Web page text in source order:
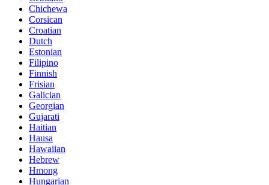
Chichewa
Corsican
Croatian
Dutch
Estonian
Filipino
Finnish
Frisian
Galician
Georgian
Gujarati
Haitian
Hausa
Hawaiian
Hebrew
Hmong
Hungarian